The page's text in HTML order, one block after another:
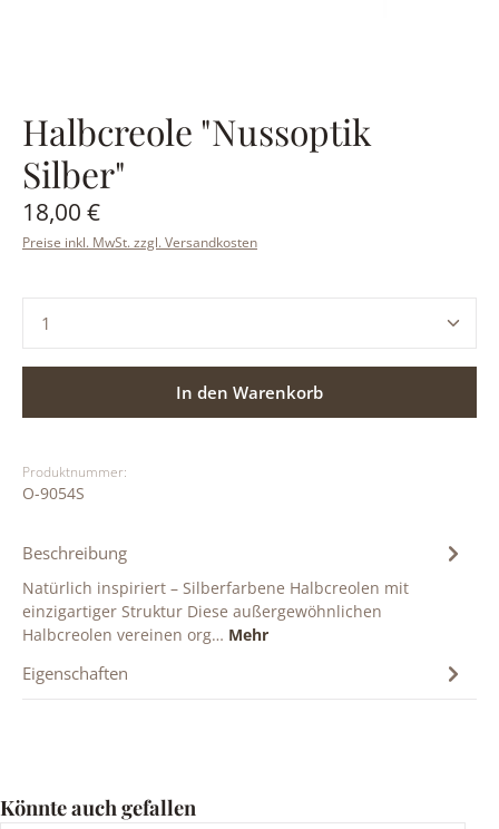
Halbcreole "Nussoptik
Silber"
Regulärer Preis:
18,00 €
Preise inkl. MwSt. zzgl. Versandkosten
Produkt Anzahl: Gib den gewünschten Wert ein
In den Warenkorb
Produktnummer:
O-9054S
Beschreibung
Natürlich inspiriert – Silberfarbene Halbcreolen mit
einzigartiger Struktur Diese außergewöhnlichen
Halbcreolen vereinen org… Mehr
Eigenschaften
Produktgalerie überspringen
Könnte auch gefallen